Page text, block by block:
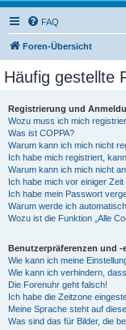
FAQ
Foren-Übersicht
Häufig gestellte
Registrierung und
Wozu muss ich mich
Was ist COPPA?
Warum kann ich mich nicht
Ich habe mich registriert,
Warum kann ich mich nicht
Ich habe mich vor einiger
Ich habe mein Passwort
Warum werde ich
Wozu ist die Funktion „Alle
Benutzerpräferenzen und -
Wie kann ich meine
Wie kann ich verhindern,
Die Forenuhr geht falsch!
Ich habe die Zeitzone
Meine Sprache steht auf
Was sind das für Bilder, die